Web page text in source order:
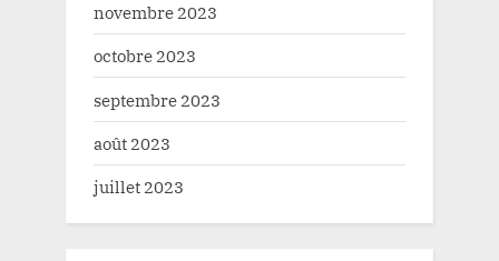
novembre 2023
octobre 2023
septembre 2023
août 2023
juillet 2023